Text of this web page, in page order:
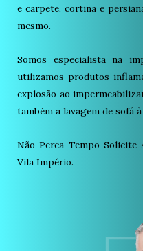
e carpete, cortina e
mesmo.
Somos especialista na
utilizamos produtos
explosão ao
também a lavagem de sofá à
Não Perca Tempo Solicite
Vila Império.